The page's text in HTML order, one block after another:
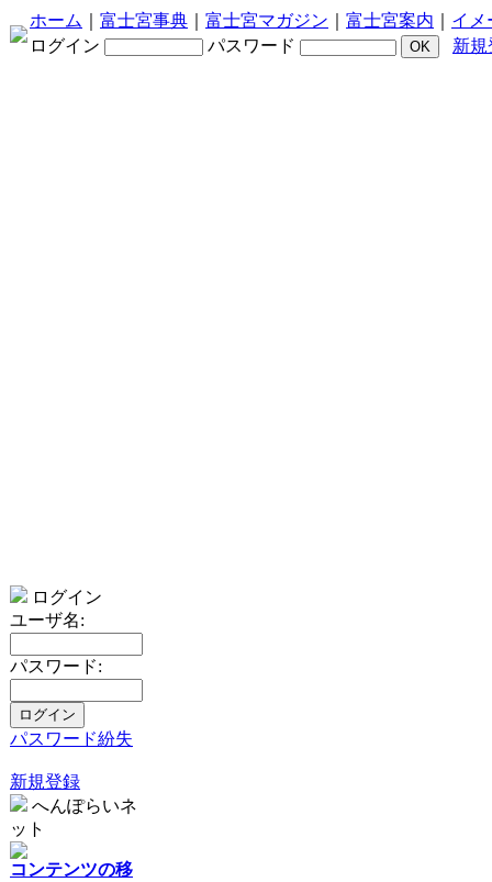
ホーム 富士宮事典 富士宮マガジン 富士宮案内
イメ
ログイン
パスワード 新規
ログイン
ユーザ名:
パスワード:
パスワード紛失
新規登録
へんぽらいネ
ット
コンテンツの移